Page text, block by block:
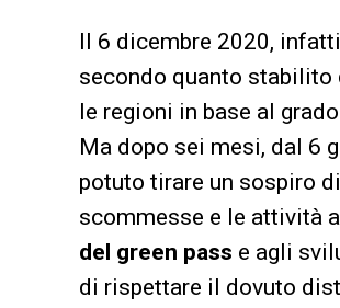
Il 6 dicembre 2020,
secondo quanto
le regioni in base al
Ma dopo sei mesi, dal 6
potuto tirare un sospiro
scommesse e le attività
del green pass e agli
di rispettare il dovuto